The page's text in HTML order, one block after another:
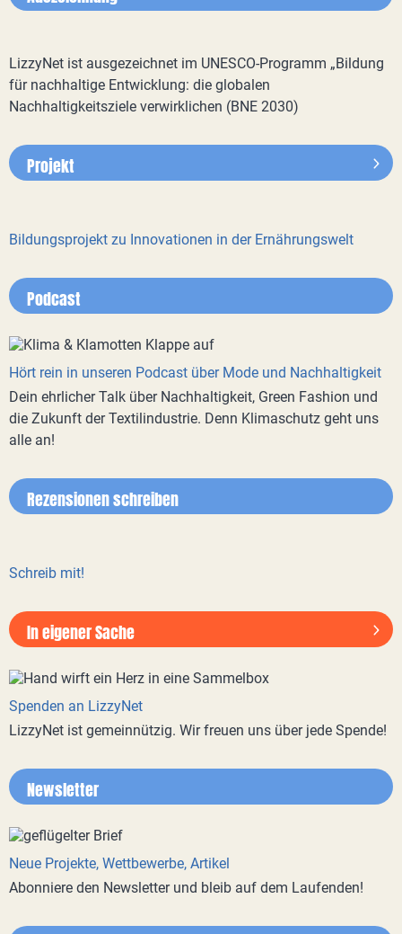
LizzyNet ist ausgezeichnet im UNESCO-Programm „Bildung
für nachhaltige Entwicklung: die globalen
Nachhaltigkeitsziele verwirklichen (BNE 2030)
Projekt
Bildungsprojekt zu Innovationen in der Ernährungswelt
Podcast
Hört rein in unseren Podcast über Mode und Nachhaltigkeit
Dein ehrlicher Talk über Nachhaltigkeit, Green Fashion und
die Zukunft der Textilindustrie. Denn Klimaschutz geht uns
alle an!
Rezensionen schreiben
Schreib mit!
In eigener Sache
Spenden an LizzyNet
LizzyNet ist gemeinnützig. Wir freuen uns über jede Spende!
Newsletter
Neue Projekte, Wettbewerbe, Artikel
Abonniere den Newsletter und bleib auf dem Laufenden!